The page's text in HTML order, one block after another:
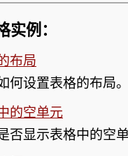
实例：
布局
何设置表格的布局
的空单元
否显示表格中的空